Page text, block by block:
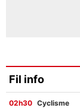
Fil info
02h30 Cyclisme